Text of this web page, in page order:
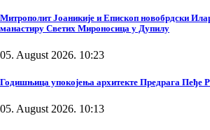
Митрополит Јоаникије и Епископ новобрдски
манастиру Светих Мироносица у Дупилу
05. August 2026. 10:23
Годишњица упокојења архитекте Предрага Пеђе
05. August 2026. 10:13